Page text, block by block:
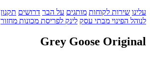
עלינו שירות לקוחות מותגים על הבר דרושים תקנון
לנוהל הפינוי מבתי עסק לינק לפריסת מכונות מחזור
Grey Goose Original